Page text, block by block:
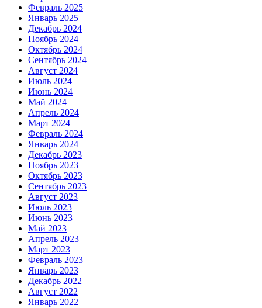
Февраль 2025
Январь 2025
Декабрь 2024
Ноябрь 2024
Октябрь 2024
Сентябрь 2024
Август 2024
Июль 2024
Июнь 2024
Май 2024
Апрель 2024
Март 2024
Февраль 2024
Январь 2024
Декабрь 2023
Ноябрь 2023
Октябрь 2023
Сентябрь 2023
Август 2023
Июль 2023
Июнь 2023
Май 2023
Апрель 2023
Март 2023
Февраль 2023
Январь 2023
Декабрь 2022
Август 2022
Январь 2022